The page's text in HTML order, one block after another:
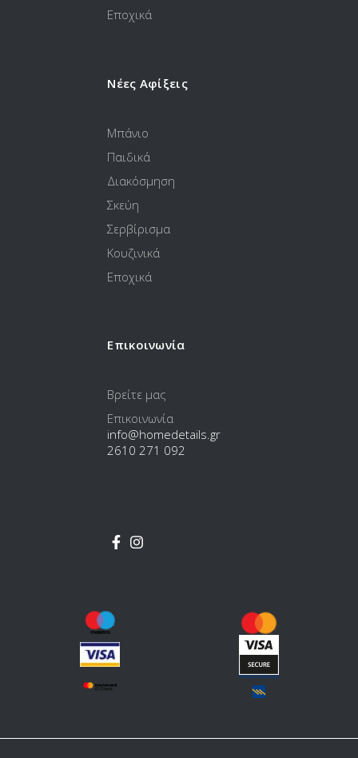
Εποχικά
Νέες Αφίξεις
Μπάνιο
Παιδικά
Διακόσμηση
Σκεύη
Σερβίρισμα
Κουζινικά
Εποχικά
Επικοινωνία
Βρείτε μας
Επικοινωνία
info@homedetails.gr
2610 271 092